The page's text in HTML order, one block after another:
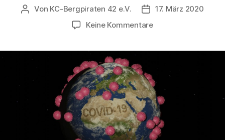
Beitragsautor
Von KC-Bergpiraten 42 e.V.
17. März 2020
Keine Kommentarezu